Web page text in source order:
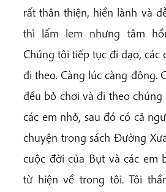
rất thân thiện, hiền lành và
thì lấm lem nhưng tâm
Chúng tôi tiếp tục đi dạo, các
đi theo. Càng lúc càng đông.
đều bỏ chơi và đi theo chúng
các em nhỏ, sau đó có cả
chuyện trong sách Đường
cuộc đời của Bụt và các em
từ hiện về trong tôi. Tôi